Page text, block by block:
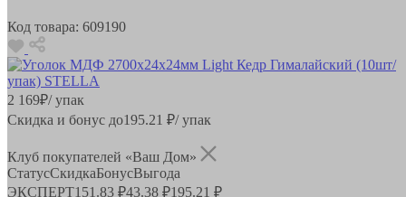
Код товара: 609190
2 169₽/ упак
Скидка и бонус до195.21 ₽/ упак
Клуб покупателей «Ваш Дом»
СтатусСкидкаБонусВыгода
ЭКСПЕРТ151.83 ₽43.38 ₽195.21 ₽